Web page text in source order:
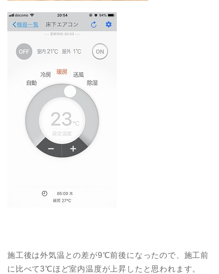
施工後は外気温との差が9℃前後になったので、施工前
に比べて3℃ほど室内温度が上昇したと思われます。